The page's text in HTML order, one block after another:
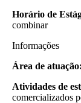
Horário de
combinar
Informações
Área de atuação:
Atividades de
comercializados